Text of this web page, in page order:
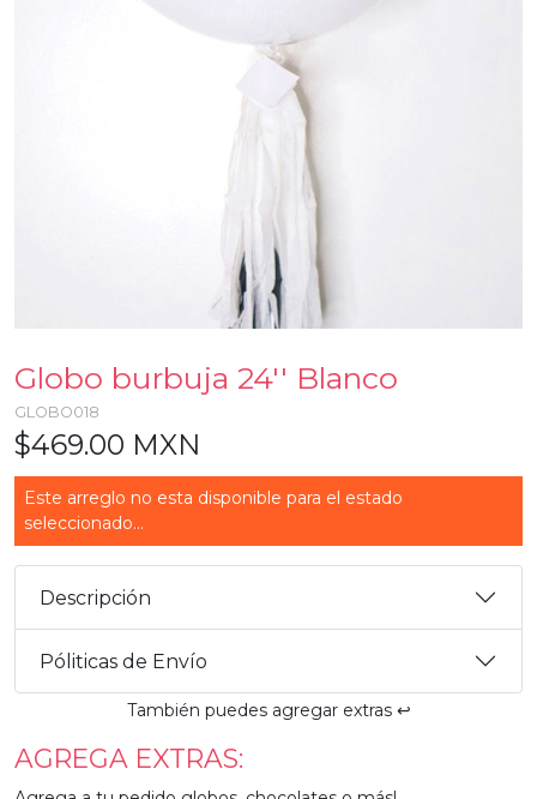
Globo burbuja 24'' Blanco
GLOBO018
$469.00 MXN
Este arreglo no esta disponible para el estado
seleccionado...
Descripción
Póliticas de Envío
También puedes agregar extras ↩️
AGREGA EXTRAS: